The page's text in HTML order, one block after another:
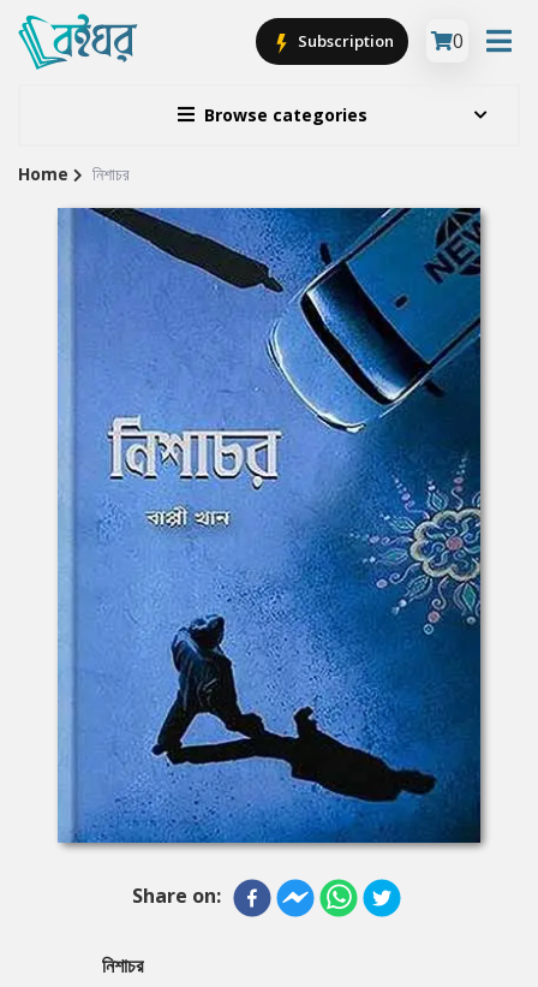
Browse categories
Subscription 0
Site
Breadcrumb
Home নিশাচর
Share on:
নিশাচর